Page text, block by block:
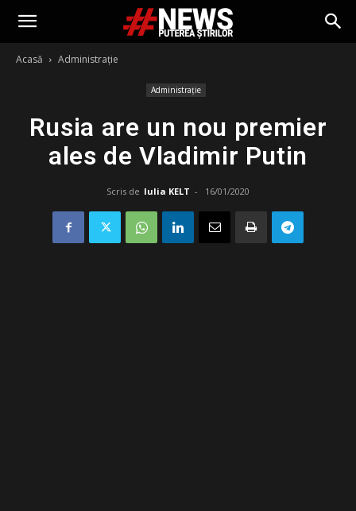
Acasă Administrație
Administrație
Rusia are un nou premier
ales de Vladimir Putin
Scris de Iulia KELT - 16/01/2020